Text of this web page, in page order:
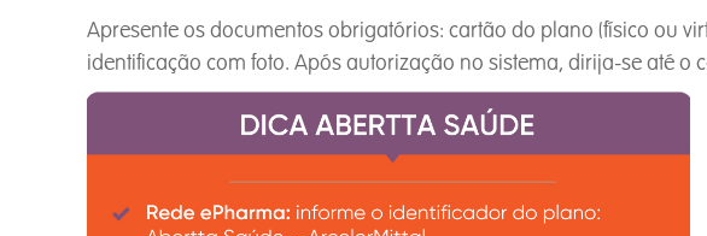
Apresente os documentos obrigatórios: cartão do plano (físico ou
identificação com foto. Após autorização no sistema, dirija-se até o